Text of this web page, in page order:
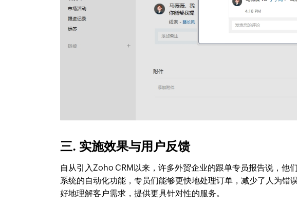
三. 实施效果与用户反馈
自从引入Zoho CRM以来，许多外贸企业的跟单专员报告说，他
系统的自动化功能，专员们能够更快地处理订单，减少了人为错
好地理解客户需求，提供更具针对性的服务。